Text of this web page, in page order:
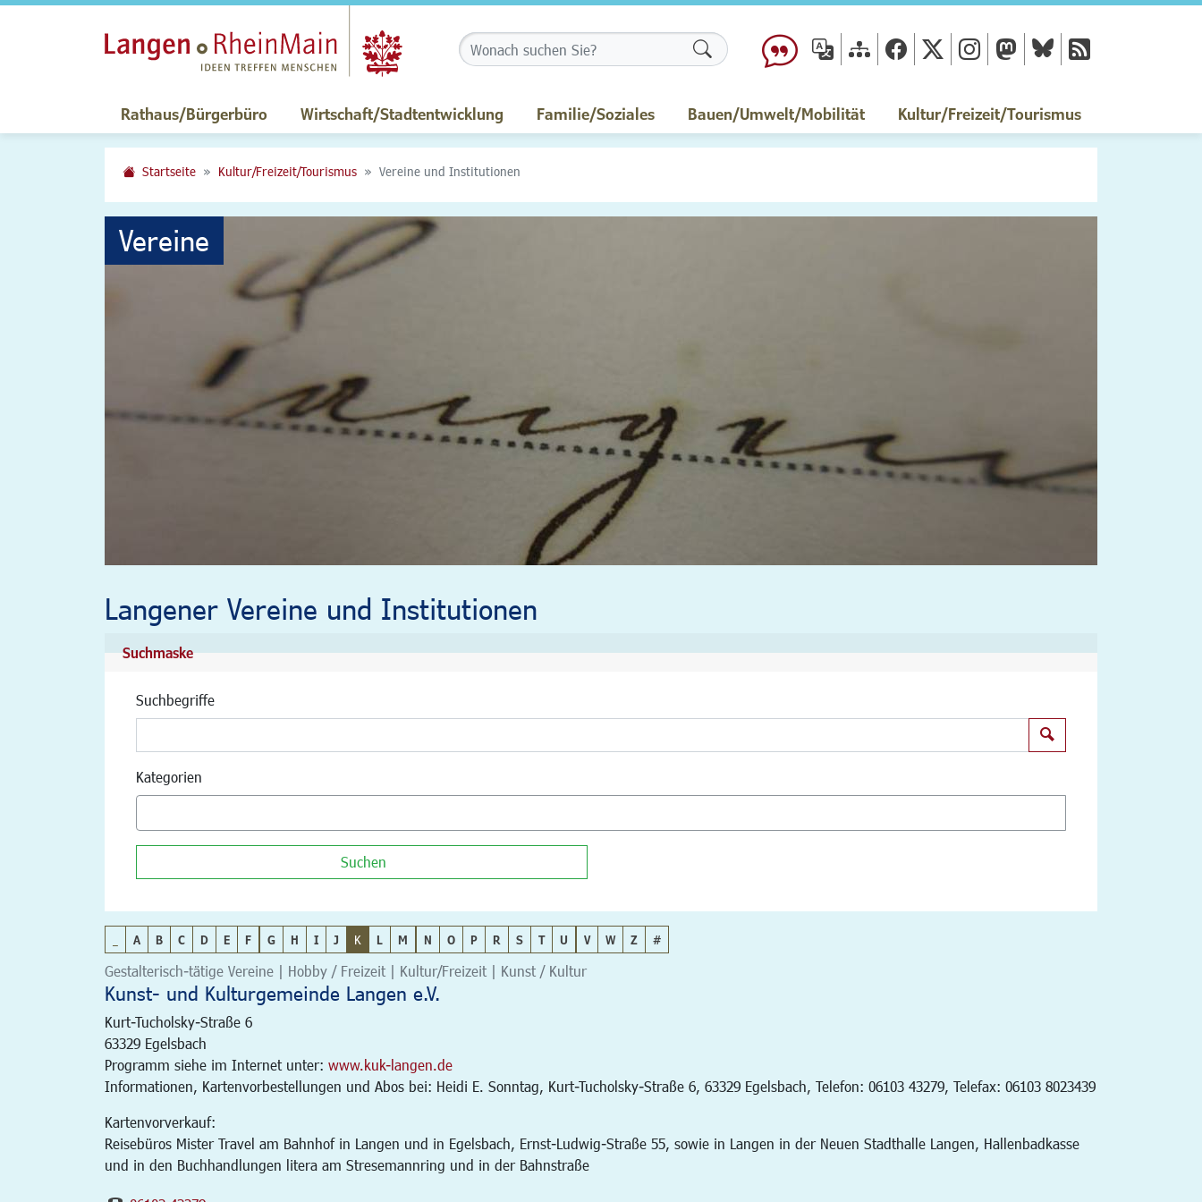
Formularschaltfläche
Rathaus/Bürgerbüro Wirtschaft/Stadtentwicklung Familie/Soziales Bauen/Umwelt/Mobilität Kultur/Freizeit/Tourismus
Startseite Kultur/Freizeit/Tourismus Vereine und Institutionen
Vereine
Langener Vereine und Institutionen
Suchmaske
Suchbegriffe
Kategorien
Suchen
A B C D E F G H I J K L M N O P R S T U V W Z #
Gestalterisch-tätige Vereine | Hobby / Freizeit | Kultur/Freizeit | Kunst / Kultur
Kunst- und Kulturgemeinde Langen e.V.
Kurt-Tucholsky-Straße 6
63329 Egelsbach
Programm siehe im Internet unter: www.kuk-langen.de
Informationen, Kartenvorbestellungen und Abos bei: Heidi E. Sonntag, Kurt-Tucholsky-Straße 6, 63329 Egelsbach, Telefon: 06103 43279, Telefax: 06103 8023439
Kartenvorverkauf:
Reisebüros Mister Travel am Bahnhof in Langen und in Egelsbach, Ernst-Ludwig-Straße 55, sowie in Langen in der Neuen Stadthalle Langen, Hallenbadkasse
und in den Buchhandlungen litera am Stresemannring und in der Bahnstraße